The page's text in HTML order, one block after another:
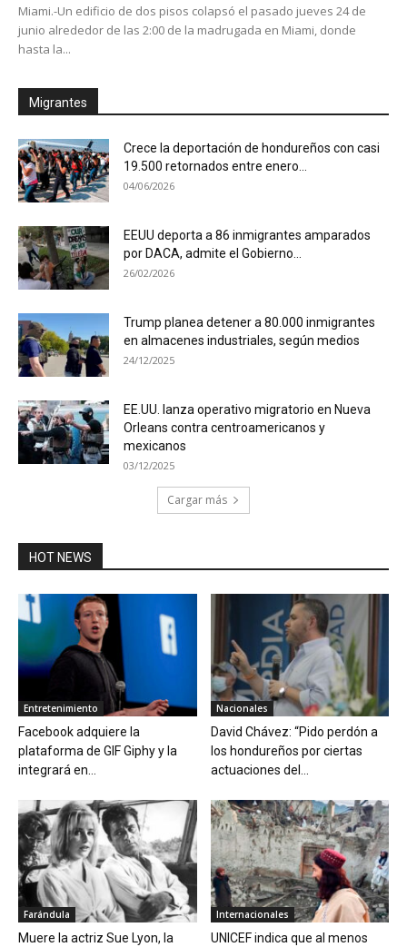
Miami.-Un edificio de dos pisos colapsó el pasado jueves 24 de
junio alrededor de las 2:00 de la madrugada en Miami, donde
hasta la...
Migrantes
Crece la deportación de hondureños con casi
19.500 retornados entre enero...
04/06/2026
EEUU deporta a 86 inmigrantes amparados
por DACA, admite el Gobierno...
26/02/2026
Trump planea detener a 80.000 inmigrantes
en almacenes industriales, según medios
24/12/2025
EE.UU. lanza operativo migratorio en Nueva
Orleans contra centroamericanos y
mexicanos
03/12/2025
Cargar más
HOT NEWS
Entretenimiento
Facebook adquiere la
plataforma de GIF Giphy y la
integrará en...
Nacionales
David Chávez: “Pido perdón a
los hondureños por ciertas
actuaciones del...
Farándula
Muere la actriz Sue Lyon, la
Internacionales
UNICEF indica que al menos